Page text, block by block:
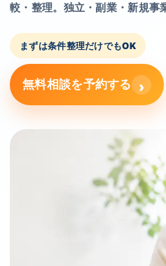
較・整理。 独立・副業・新規事
まずは条件整理だけでもOK
無料相談を予約する ›